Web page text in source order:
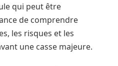
qui peut être
de comprendre
les risques et les
une casse majeure.